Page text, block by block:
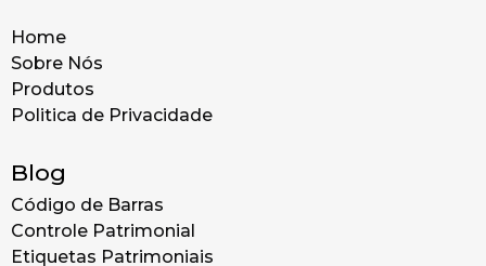
Home
Sobre Nós
Produtos
Politica de Privacidade
Blog
Código de Barras
Controle Patrimonial
Etiquetas Patrimoniais